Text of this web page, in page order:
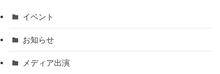
イベント
お知らせ
メディア出演